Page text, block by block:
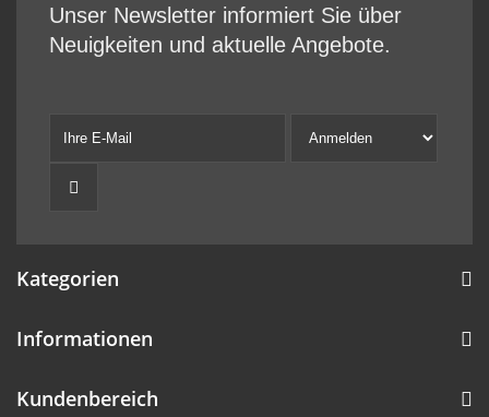
Unser Newsletter informiert Sie über
Neuigkeiten und aktuelle Angebote.
Kategorien
Informationen
Kundenbereich